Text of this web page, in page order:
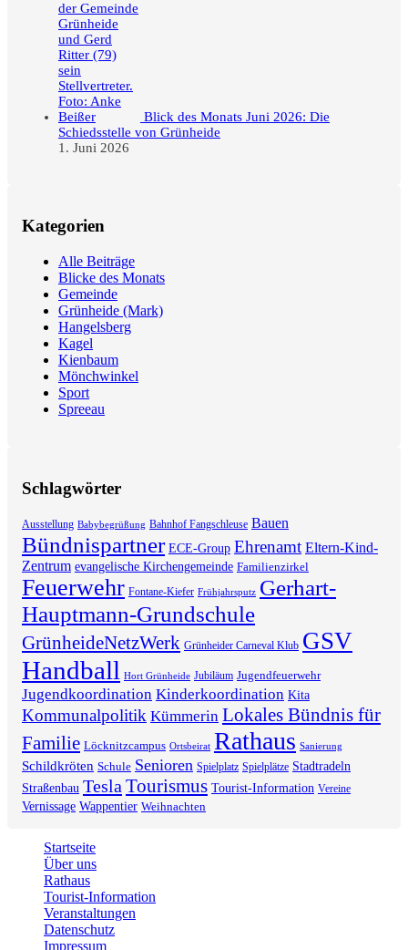
Blick des Monats Juni 2026: Die
Schiedsstelle von Grünheide
1. Juni 2026
Kategorien
Alle Beiträge
Blicke des Monats
Gemeinde
Grünheide (Mark)
Hangelsberg
Kagel
Kienbaum
Mönchwinkel
Sport
Spreeau
Schlagwörter
Ausstellung Babybegrüßung Bahnhof Fangschleuse Bauen
Bündnispartner ECE-Group Ehrenamt Eltern-Kind-
Zentrum evangelische Kirchengemeinde Familienzirkel
Feuerwehr Fontane-Kiefer Frühjahrsputz Gerhart-
Hauptmann-Grundschule
GrünheideNetzWerk Grünheider Carneval Klub GSV
Handball Hort Grünheide Jubiläum Jugendfeuerwehr
Jugendkoordination Kinderkoordination Kita
Kommunalpolitik Kümmerin Lokales Bündnis für
Familie Löcknitzcampus Ortsbeirat Rathaus Sanierung
Schildkröten Schule Senioren Spielplatz Spielplätze Stadtradeln
Straßenbau TeslaTourismus Tourist-Information Vereine
Vernissage Wappentier Weihnachten
Startseite
Über uns
Rathaus
Tourist-Information
Veranstaltungen
Datenschutz
Impressum